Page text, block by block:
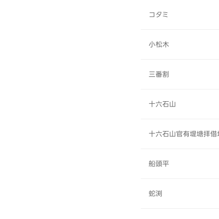
コタミ
小松木
三番割
十六石山
十六石山官有堤塘拝借
船頭平
蛇渕